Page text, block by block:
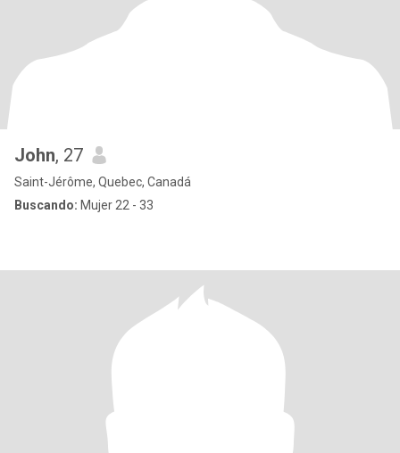
John, 27
Saint-Jérôme, Quebec, Canadá
Buscando: Mujer 22 - 33